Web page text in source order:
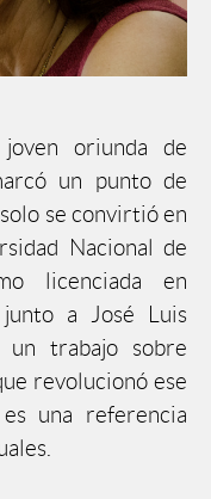
oriunda de
un punto de
se convirtió en
Nacional de
licenciada en
junto a José Luis
trabajo sobre
revolucionó ese
una referencia